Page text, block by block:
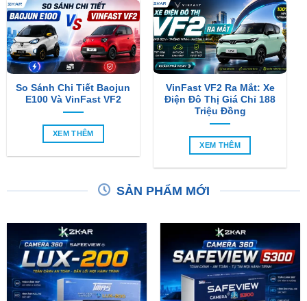
So Sánh Chi Tiết Baojun
E100 Và VinFast VF2
XEM THÊM
VinFast VF2 Ra Mắt: Xe
Điện Đô Thị Giá Chỉ 188
Triệu Đồng
XEM THÊM
SẢN PHẨM MỚI